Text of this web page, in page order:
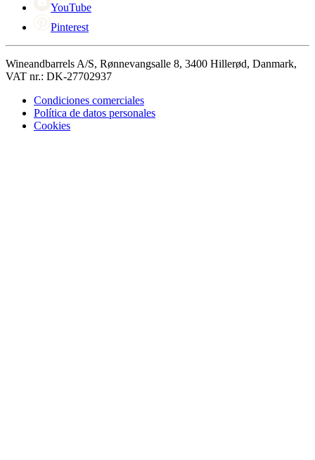
YouTube
Pinterest
Wineandbarrels A/S, Rønnevangsalle 8, 3400 Hillerød, Danmark,
VAT nr.: DK-27702937
Condiciones comerciales
Política de datos personales
Cookies